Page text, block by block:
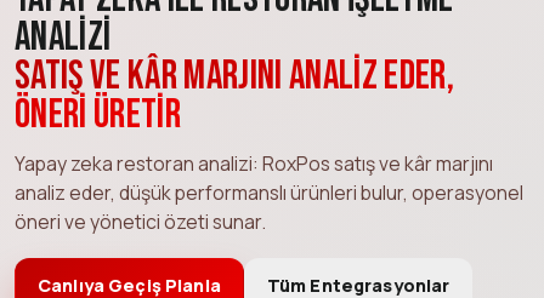
Analizi
Satış ve kâr marjını analiz eder,
öneri üretir
Yapay zeka restoran analizi: RoxPos satış ve kâr marjını
analiz eder, düşük performanslı ürünleri bulur, operasyonel
öneri ve yönetici özeti sunar.
Canlıya Geçiş Planla Tüm Entegrasyonlar